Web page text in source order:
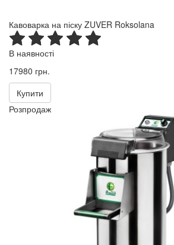
Кавоварка на піску ZUVER Roksolana
В наявності
17980 грн.
Купити
Розпродаж